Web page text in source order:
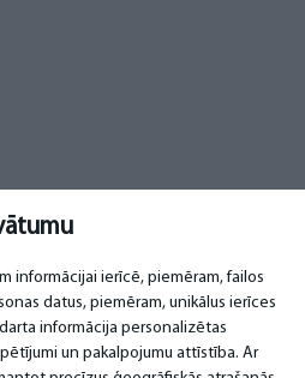
informācijai ierīcē, piemēram, failos
datus, piemēram, unikālus ierīces
informācija personalizētas
un pakalpojumu attīstība. Ar
KONTAKTI